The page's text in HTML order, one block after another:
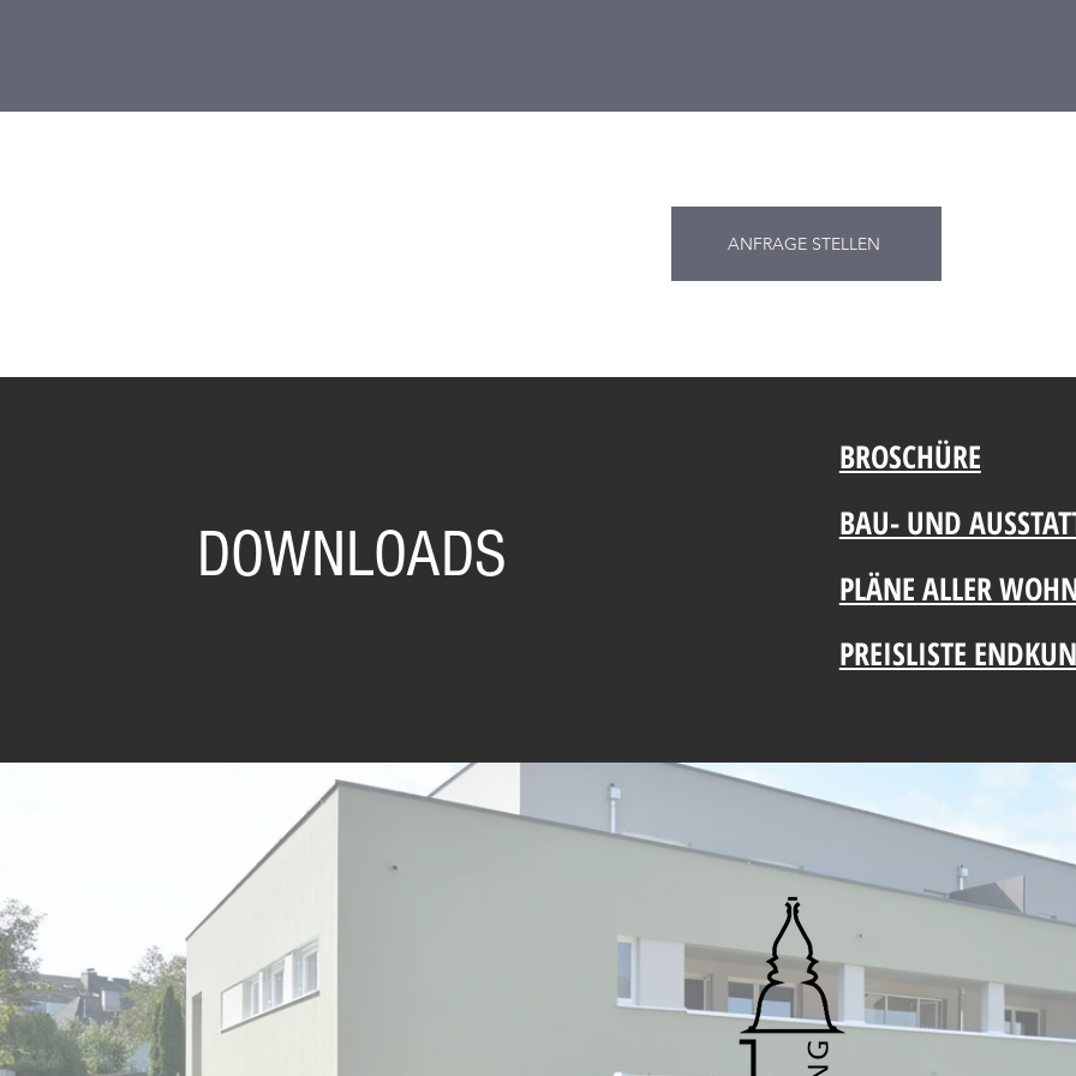
ANFRAGE STELLEN
DOWNLOADS
BROSCHÜRE
BAU- UND
PLÄNE ALLER
PREISLISTE